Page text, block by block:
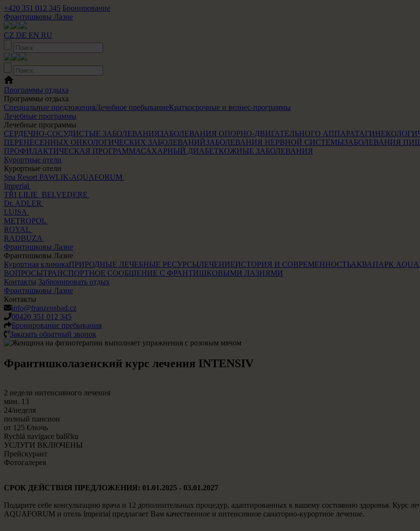
+420 351 012 345 Бронирование
Франтишковы Лазне
CZ DE EN RU
Программы отдыха
Программы отдыха
Специальные предложенияЛечебное пребываниеКраткосрочные и велнес-программы
Лечебные программы
Лечебные программы
СЕРДЕЧНО-СОСУДИСТЫЕ ЗАБОЛЕВАНИЯЗАБОЛЕВАНИЯ ОПОРНО-ДВИГАТЕЛЬНОГО АППАРАТА
ПЕРЕНЕСЕННЫХ ОНКОЛОГИЧЕСКИХ ЗАБОЛЕВАНИЙЗАБОЛЕВАНИЯ НЕРВНОЙ СИСТЕМЫЗАБОЛЕВАНИЯ
ПРОФИЛАКТИЧЕСКАЯ ПРОГРАММАСАХАРНЫЙ ДИАБЕТКОЖНЫЕ ЗАБОЛЕВАНИЯ
Курортные отели
Курортные отели
Spa Resort PAWLIK-AQUAFORUM
Imperial
TŘI LILIE BELVEDERE
Dr. ADLER
LUISA
METROPOL
ROYAL
RADBUZA
Франтишковы Лазне
Франтишковы Лазне
Курортная клиникаПРИРОДНЫЕ ЛЕЧЕБНЫЕ РЕСУРСЫЛЕЧЕНИЕИСТОРИЯ И СОВРЕМЕННОСТЬАКВАПАРК
ВОПРОСЫТРАНСПОРТНОЕ СООБЩЕНИЕ С ФРАНТИШКОВЫМИ ЛАЗНЯМИ
Контакты Забронировать отдых
Франтишковы Лазне
Контакты
info@franzensbad.cz
00420 351 012 345
Бронирование пребывания
Заказать обратный звонок
Франтишколазенский курс лечения INTENSIV
2 недели интенсивного лечения
мин. 13
24/неделя
полный пансион
от 125 €/ночь
Rychlá navigace balíčku
УСЛУГИ ВКЛЮЧЕНЫ
Прейскурант
Фотогалерея
СРОК ДЕЙСТВИЯ ПРЕДЛОЖЕНИЯ: 01.01.2025 - 03.01.2027
Подарите себе консультацию врача и 12 дополнительных процедур, адаптированных к вашему состоянию здоровья.
AQUAFORUM и отель Impeirial предлагает Вам качественное и интенсивное санаторно-курортное лечение.